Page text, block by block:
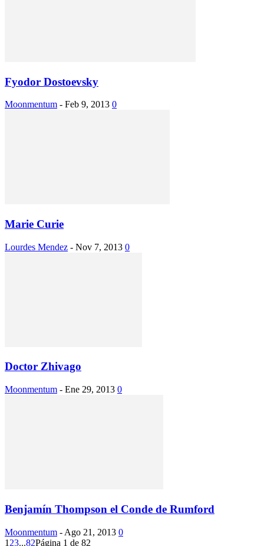
Fyodor Dostoevsky
Moonmentum - Feb 9, 2013 0
Marie Curie
Lourdes Mendez - Nov 7, 2013 0
Doctor Zhivago
Moonmentum - Ene 29, 2013 0
Benjamín Thompson el Conde de Rumford
Moonmentum - Ago 21, 2013 0
1 23...82Página 1 de 82